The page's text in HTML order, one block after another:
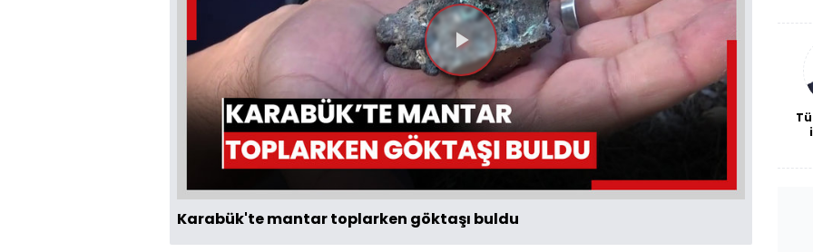
Videoyu
Oynat
Karabük'te mantar toplarken göktaşı buldu